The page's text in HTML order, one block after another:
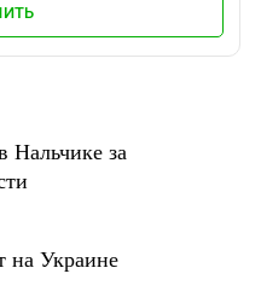
за
на Украине